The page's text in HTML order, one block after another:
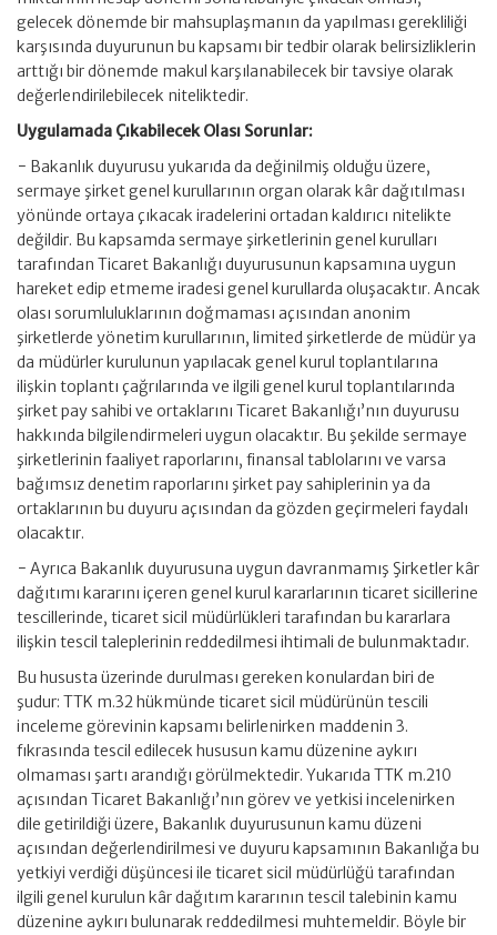
gelecek dönemde bir mahsuplaşmanın da yapılması gerekliliği
karşısında duyurunun bu kapsamı bir tedbir olarak belirsizliklerin
arttığı bir dönemde makul karşılanabilecek bir tavsiye olarak
değerlendirilebilecek niteliktedir.
Uygulamada Çıkabilecek Olası Sorunlar:
− Bakanlık duyurusu yukarıda da değinilmiş olduğu üzere,
sermaye şirket genel kurullarının organ olarak kâr dağıtılması
yönünde ortaya çıkacak iradelerini ortadan kaldırıcı nitelikte
değildir. Bu kapsamda sermaye şirketlerinin genel kurulları
tarafından Ticaret Bakanlığı duyurusunun kapsamına uygun
hareket edip etmeme iradesi genel kurullarda oluşacaktır. Ancak
olası sorumluluklarının doğmaması açısından anonim
şirketlerde yönetim kurullarının, limited şirketlerde de müdür ya
da müdürler kurulunun yapılacak genel kurul toplantılarına
ilişkin toplantı çağrılarında ve ilgili genel kurul toplantılarında
şirket pay sahibi ve ortaklarını Ticaret Bakanlığı’nın duyurusu
hakkında bilgilendirmeleri uygun olacaktır. Bu şekilde sermaye
şirketlerinin faaliyet raporlarını, finansal tablolarını ve varsa
bağımsız denetim raporlarını şirket pay sahiplerinin ya da
ortaklarının bu duyuru açısından da gözden geçirmeleri faydalı
olacaktır.
− Ayrıca Bakanlık duyurusuna uygun davranmamış Şirketler kâr
dağıtımı kararını içeren genel kurul kararlarının ticaret sicillerine
tescillerinde, ticaret sicil müdürlükleri tarafından bu kararlara
ilişkin tescil taleplerinin reddedilmesi ihtimali de bulunmaktadır.
Bu hususta üzerinde durulması gereken konulardan biri de
şudur: TTK m.32 hükmünde ticaret sicil müdürünün tescili
inceleme görevinin kapsamı belirlenirken maddenin 3.
fıkrasında tescil edilecek hususun kamu düzenine aykırı
olmaması şartı arandığı görülmektedir. Yukarıda TTK m.210
açısından Ticaret Bakanlığı’nın görev ve yetkisi incelenirken
dile getirildiği üzere, Bakanlık duyurusunun kamu düzeni
açısından değerlendirilmesi ve duyuru kapsamının Bakanlığa bu
yetkiyi verdiği düşüncesi ile ticaret sicil müdürlüğü tarafından
ilgili genel kurulun kâr dağıtım kararının tescil talebinin kamu
düzenine aykırı bulunarak reddedilmesi muhtemeldir. Böyle bir